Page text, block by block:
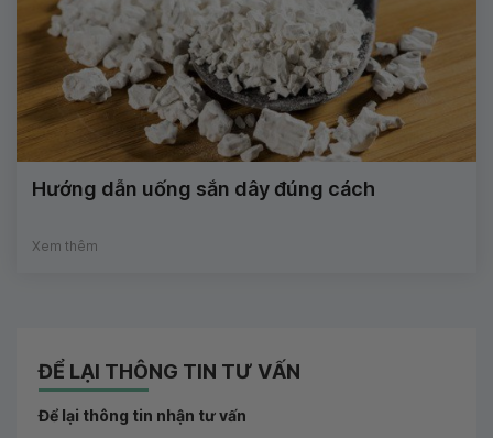
Hướng dẫn uống sắn dây đúng cách
Xem thêm
ĐỂ LẠI THÔNG TIN TƯ VẤN
Để lại thông tin nhận tư vấn